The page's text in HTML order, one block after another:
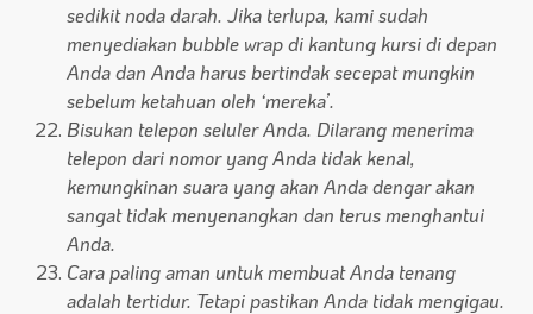
sedikit noda darah. Jika terlupa, kami sudah
menyediakan bubble wrap di kantung kursi di depan
Anda dan Anda harus bertindak secepat mungkin
sebelum ketahuan oleh ‘mereka’.
Bisukan telepon seluler Anda. Dilarang menerima
telepon dari nomor yang Anda tidak kenal,
kemungkinan suara yang akan Anda dengar akan
sangat tidak menyenangkan dan terus menghantui
Anda.
Cara paling aman untuk membuat Anda tenang
adalah tertidur. Tetapi pastikan Anda tidak mengigau.